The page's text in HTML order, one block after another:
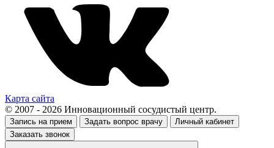
Карта сайта
© 2007 - 2026 Инновационный сосудистый центр.
Запись на прием Задать вопрос врачу
Личный кабинет
Заказать звонок